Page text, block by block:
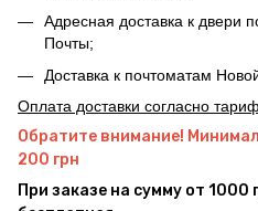
Адресная доставка к двери
Почты;
Доставка к почтоматам
Оплата доставки согласно
Обратите внимание!
200 грн
При заказе на сумму от 1000